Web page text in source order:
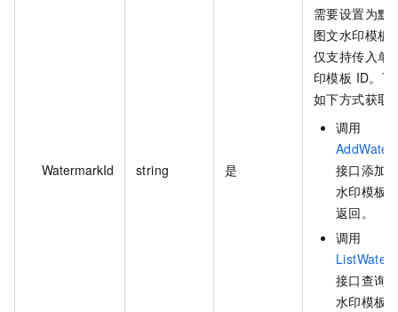
WatermarkId string 是
需要设置为默
图文水印模板
仅支持传入单
印模板 ID。可
如下方式获取
调用
接口添加
水印模板
返回。
调用
接口查询
水印模板